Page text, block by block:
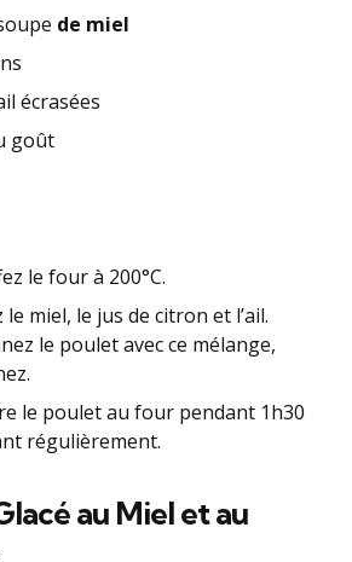
de miel
écrasées
goût
le four à 200°C.
miel, le jus de citron et l’ail.
le poulet avec ce mélange,
le poulet au four pendant 1h30
régulièrement.
au Miel et au